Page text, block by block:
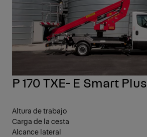
P 170 TXE- E Smart Plus
Altura de trabajo
Carga de la cesta
Alcance lateral